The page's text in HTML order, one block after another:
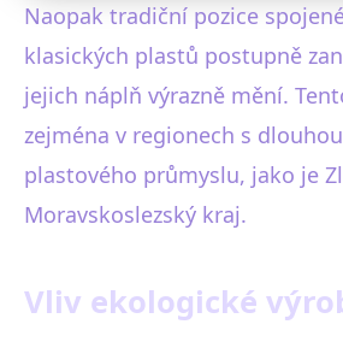
Naopak tradiční pozice
klasických plastů postupně
jejich náplň výrazně mění.
zejména v regionech s
plastového průmyslu, jako je
Moravskoslezský kraj.
Vliv ekologické